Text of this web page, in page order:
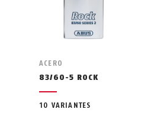
ACERO
83/60-5 ROCK
10 VARIANTES